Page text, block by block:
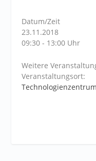
Datum/Zeit
23.11.2018
09:30 - 13:00 Uhr
Weitere
Veranstaltungsort: